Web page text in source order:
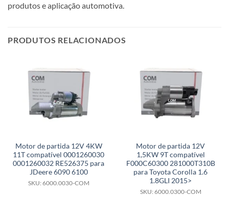
produtos e aplicação automotiva.
PRODUTOS RELACIONADOS
Motor de partida 12V 4KW
11T compatível 0001260030
0001260032 RE526375 para
JDeere 6090 6100
SKU: 6000.0030-COM
Motor de partida 12V
1,5KW 9T compatível
F000C60300 281000T310B
para Toyota Corolla 1.6
1.8GLI 2015>
SKU: 6000.0300-COM